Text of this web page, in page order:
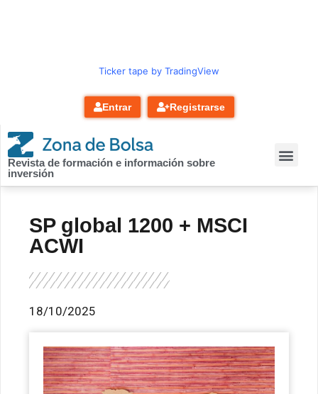
Ticker tape by TradingView
Entrar Registrarse
Revista de formación e información sobre
inversión
SP global 1200 + MSCI
ACWI
18/10/2025